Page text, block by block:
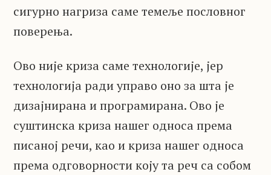
сигурно нагриза саме темеље пословног
поверења.
Ово није криза саме технологије, јер
технологија ради управо оно за шта је
дизајнирана и програмирана. Ово је
суштинска криза нашег односа према
писаној речи, као и криза нашег односа
према одговорности коју та реч са собом